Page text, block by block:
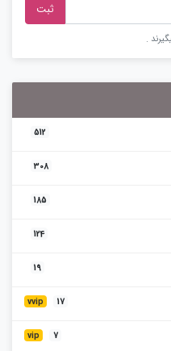
ثبت
.
512
308
185
124
19
vvip 17
vip 7